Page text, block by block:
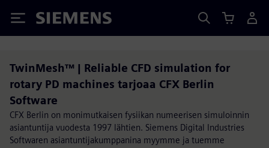
Siemens
TwinMesh™ | Reliable CFD simulation for
rotary PD machines tarjoaa CFX Berlin
Software
CFX Berlin on monimutkaisen fysiikan numeerisen simuloinnin
asiantuntija vuodesta 1997 lähtien. Siemens Digital Industries
Softwaren asiantuntijakumppanina myymme ja tuemme